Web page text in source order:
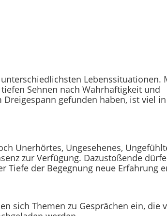
Lebenssituationen.
Sehnen nach Wahrhaftigkeit und
gefunden haben, ist viel
Unerhörtes, Ungesehenes,
zur Verfügung. Dazustoßende
Tiefe der Begegnung neue Erfahrung
sich Themen zu Gesprächen ein, die